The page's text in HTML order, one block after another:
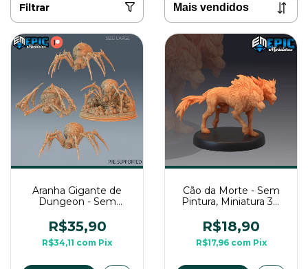
Filtrar
Aranha Gigante de
Dungeon - Sem
Grande Para Rpg de
Mesa
R$35,90
R$34,11 com Pix
Cão da Morte - Sem
Pintura, Miniatura 3D
Mesa
R$18,90
R$17,96 com Pix